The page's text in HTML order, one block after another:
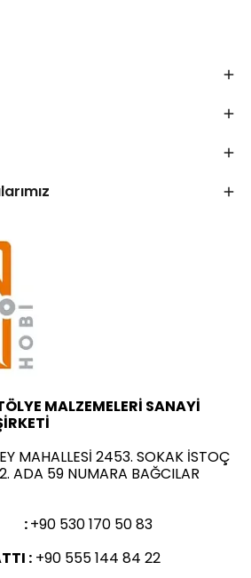
MALZEMELERİ SANAYİ
MAHALLESİ 2453. SOKAK İSTOÇ
ADA 59 NUMARA BAĞCILAR
:+90 530 170 50 83
: +90 555 144 84 22